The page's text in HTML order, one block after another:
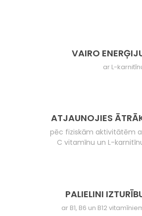
VAIRO
ar L-
ATJAUNOJIES
pēc fiziskām aktivitātēm
C vitamīnu un L-
PALIELINI
ar B1, B6 un B12